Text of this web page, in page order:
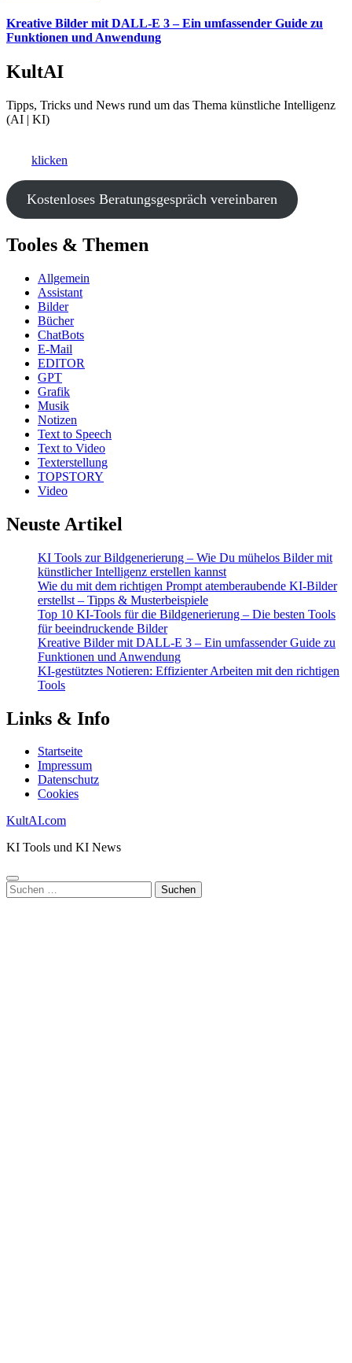
Kreative Bilder mit DALL-E 3 – Ein umfassender Guide zu
Funktionen und Anwendung
KultAI
Tipps, Tricks und News rund um das Thema künstliche Intelligenz
(AI | KI)
klicken
Kostenloses Beratungsgespräch vereinbaren
Tooles & Themen
Allgemein
Assistant
Bilder
Bücher
ChatBots
E-Mail
EDITOR
GPT
Grafik
Musik
Notizen
Text to Speech
Text to Video
Texterstellung
TOPSTORY
Video
Neuste Artikel
KI Tools zur Bildgenerierung – Wie Du mühelos Bilder mit
künstlicher Intelligenz erstellen kannst
Wie du mit dem richtigen Prompt atemberaubende KI-Bilder
erstellst – Tipps & Musterbeispiele
Top 10 KI-Tools für die Bildgenerierung – Die besten Tools
für beeindruckende Bilder
Kreative Bilder mit DALL-E 3 – Ein umfassender Guide zu
Funktionen und Anwendung
KI-gestütztes Notieren: Effizienter Arbeiten mit den richtigen
Tools
Links & Info
Startseite
Impressum
Datenschutz
Cookies
KultAI.com
KI Tools und KI News
Suchen
nach: